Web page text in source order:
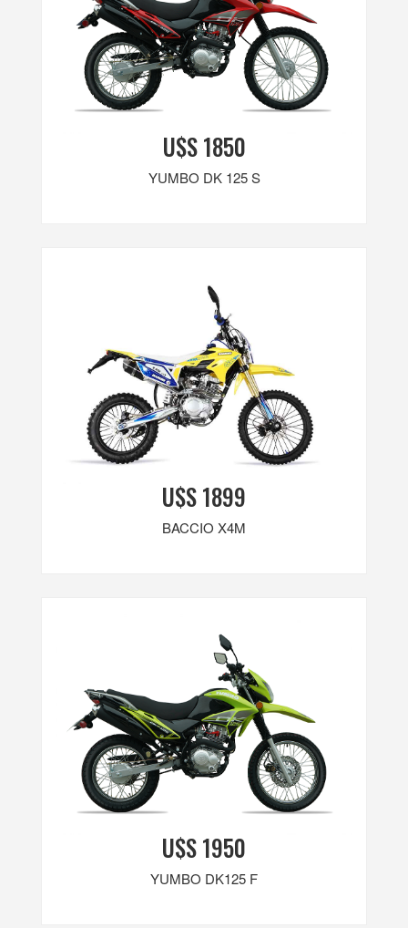
U$S 1850
YUMBO DK 125 S
U$S 1899
BACCIO X4M
U$S 1950
YUMBO DK125 F